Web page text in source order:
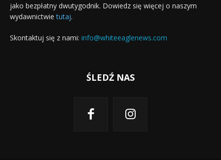
jako bezpłatny dwutygodnik. Dowiedz się więcej o naszym
wydawnictwietutaj.
Skontaktuj się z nami: info@whiteeaglenews.com
ŚLEDŹ NAS